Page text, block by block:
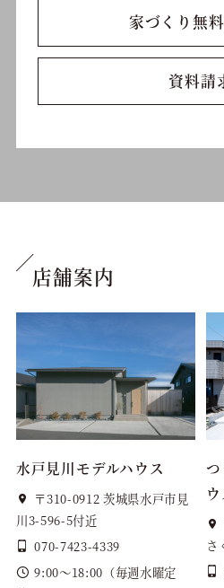
家づくり無
資料請
店舗案内
水戸見川モデルハウス
〒310-0912 茨城県水戸市見
川3-596-5付近
070-7423-4339
9:00～18:00（毎週水曜定
さ